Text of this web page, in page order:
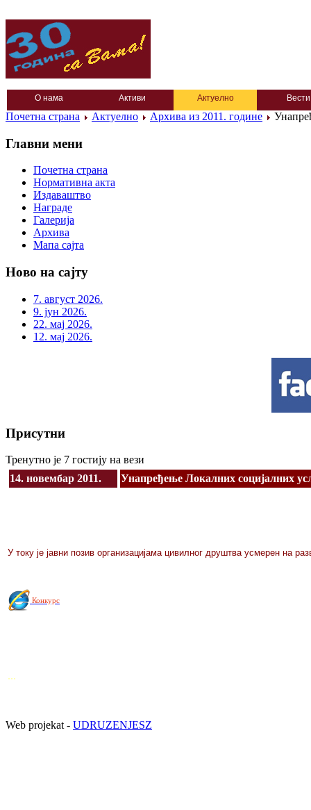
О нама Активи Актуелно Вести
Почетна страна Актуелно Архива из 2011. године
Главни мени
Почетна страна
Нормативна акта
Издаваштво
Награде
Галерија
Архива
Мапа сајта
Ново на сајту
7. август 2026.
9. јун 2026.
22. мај 2026.
12. мај 2026.
Присутни
Тренутно је 7 гостију на вези
14. новембар 2011.
Унапређење Локалних социјалних
У току је јавни позив организацијама цивилног друштва усмерен на
Конкурс
...
Web projekat - UDRUZENJESZ